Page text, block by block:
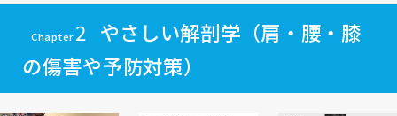
Chapter2 やさしい解剖学（肩・腰・膝
の傷害や予防対策）